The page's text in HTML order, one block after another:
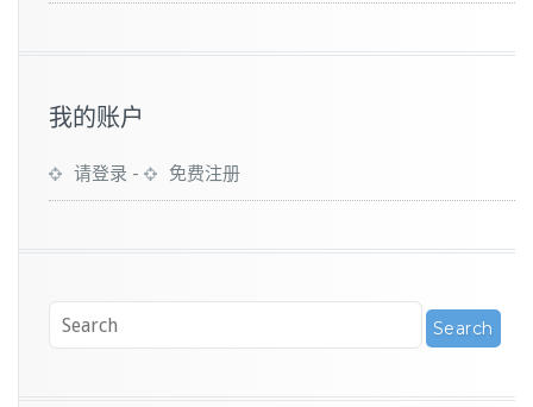
我的账户
请登录 - 免费注册